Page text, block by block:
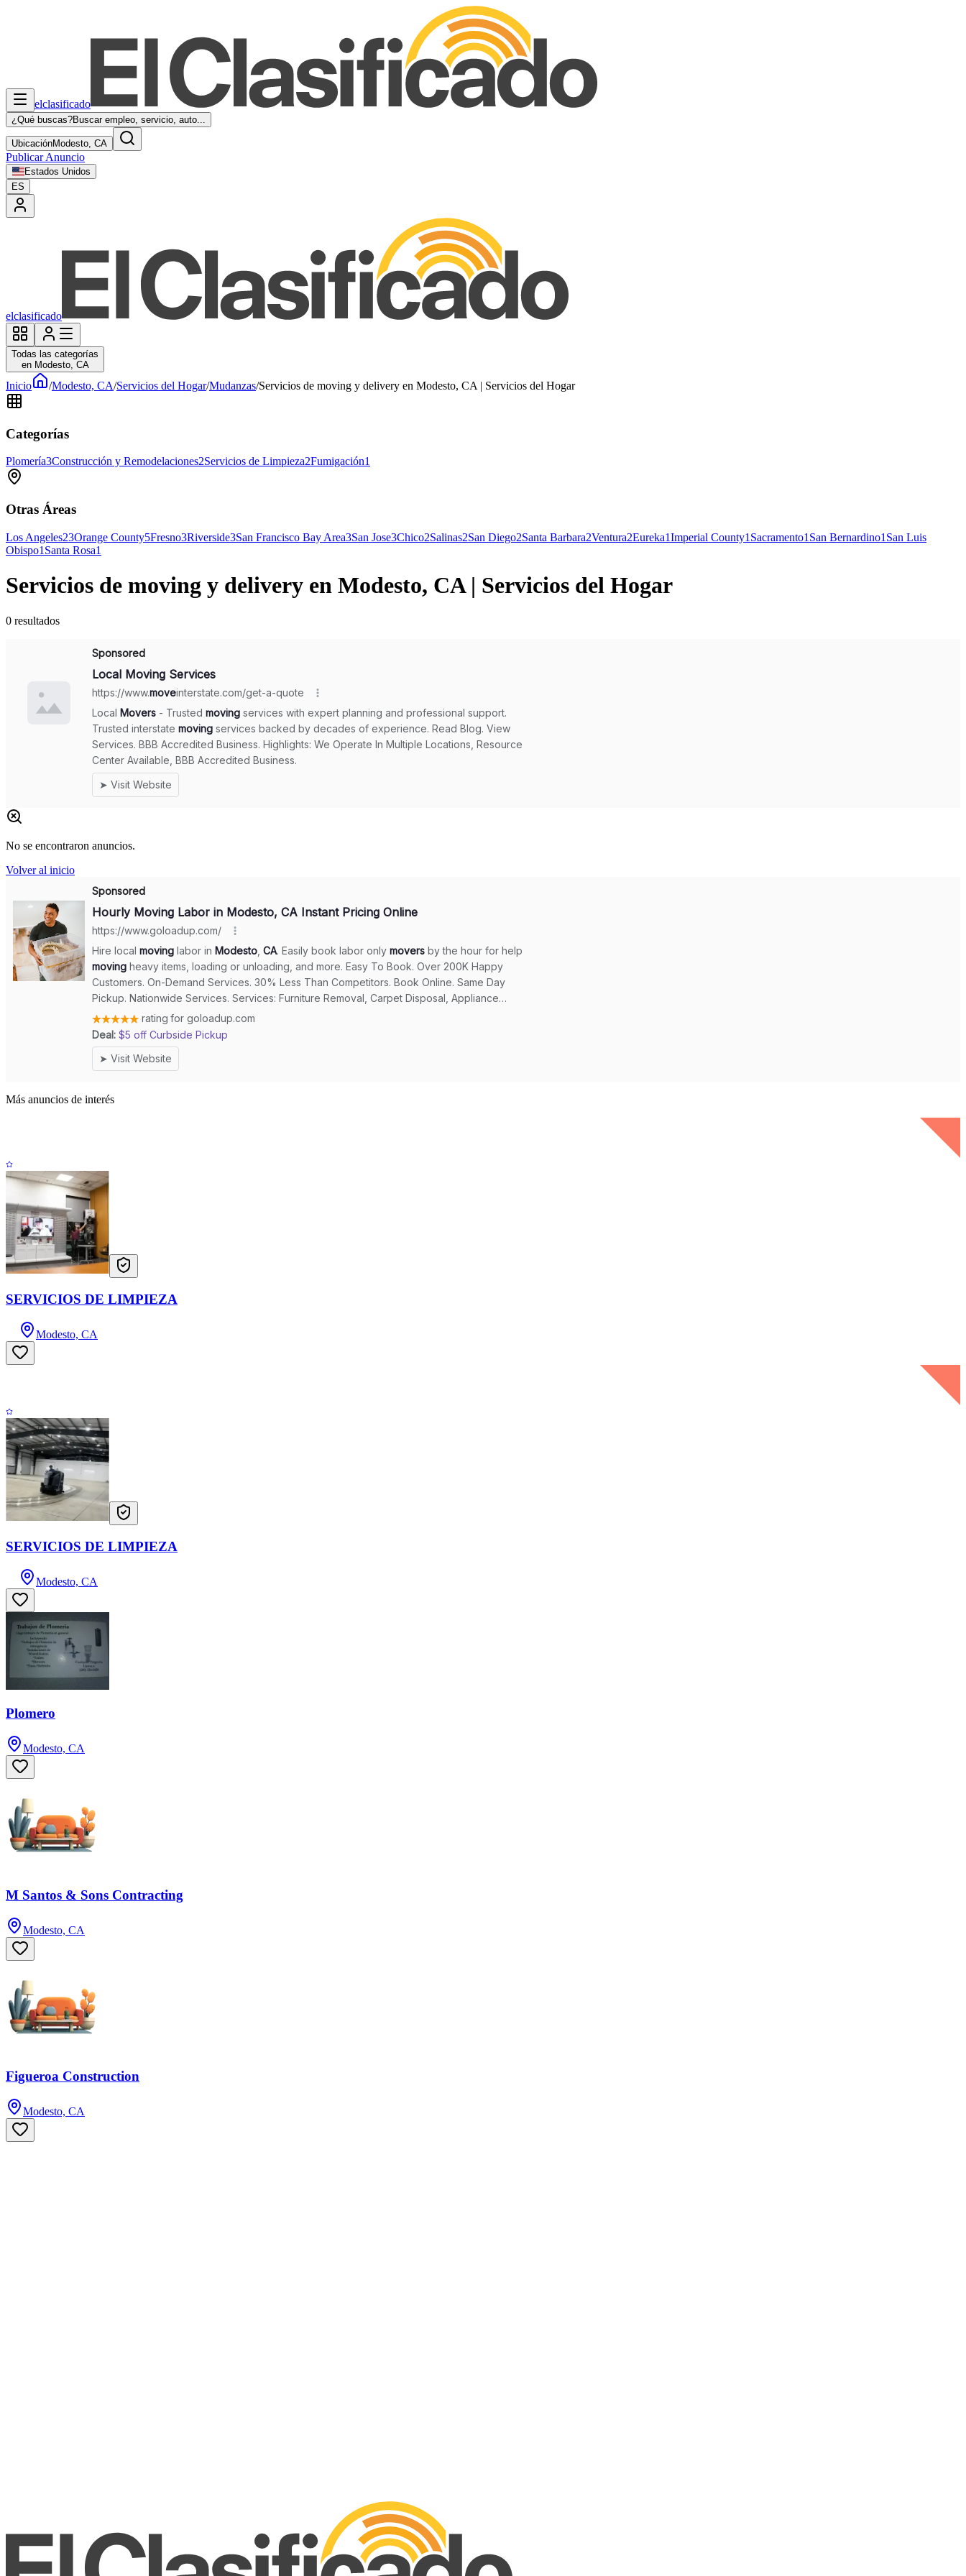
elclasificado
¿Qué buscas?Buscar empleo, servicio, auto...
UbicaciónModesto, CA
Publicar Anuncio
Estados Unidos
ES
elclasificado
Todas las categorías
en Modesto, CA
Inicio /Modesto, CA/Servicios del Hogar/Mudanzas/Servicios de moving y delivery en Modesto, CA | Servicios del Hogar
Categorías
Plomería3Construcción y Remodelaciones2Servicios de Limpieza2Fumigación1
Otras Áreas
Los Angeles23Orange County5Fresno3Riverside3San Francisco Bay Area3San Jose3Chico2Salinas2San Diego2Santa Barbara2Ventura2Eureka1Imperial County1 Sacramento1 San Bernardino1 San Luis
Obispo1 Santa Rosa1
Servicios de moving y delivery en Modesto, CA | Servicios del Hogar
0 resultados
No se encontraron anuncios.
Volver al inicio
Más anuncios de interés
SERVICIOS DE LIMPIEZA
Modesto, CA
SERVICIOS DE LIMPIEZA
Modesto, CA
Plomero
Modesto, CA
M Santos & Sons Contracting
Modesto, CA
Figueroa Construction
Modesto, CA